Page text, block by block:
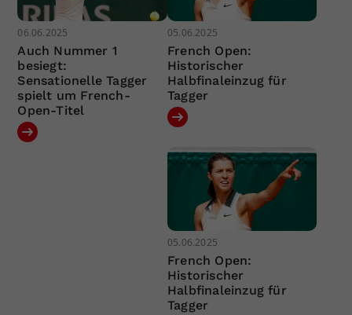
06.06.2025
Auch Nummer 1
besiegt:
Sensationelle Tagger
spielt um French-
Open-Titel
05.06.2025
French Open:
Historischer
Halbfinaleinzug für
Tagger
05.06.2025
French Open:
Historischer
Halbfinaleinzug für
Tagger